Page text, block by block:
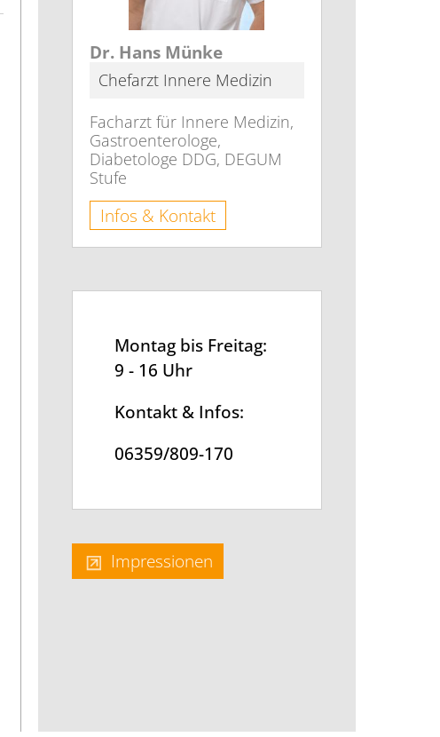
Dr. Hans Münke
Chefarzt Innere Medizin
Facharzt für Innere Medizin,
Gastroenterologe,
Diabetologe DDG, DEGUM
Stufe
Infos & Kontakt
Montag bis Freitag:
9 - 16 Uhr
Kontakt & Infos:
06359/809-170
Impressionen